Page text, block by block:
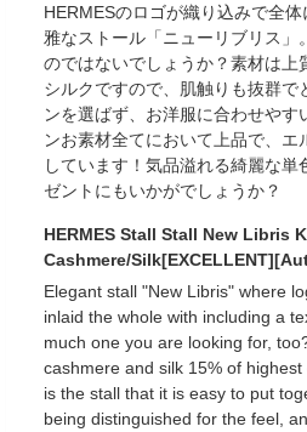
HERMESのロゴが織り込みで全
雅なストール「ニューリブリス」
のではないでしょうか？素材は上
シルクですので、肌触りも抜群で
ンを選ばず、お洋服に合わせやす
ンお素材全てにおいて上品で、エ
しています！気品溢れる綺麗な単
ゼントにもいかがでしょうか？
HERMES Stall Stall New Libris
Cashmere/
Elegant stall "New Libris" where
inlaid the whole with including a
much one you are looking for,
cashmere and silk 15% of
is the stall that it is easy to put
being distinguished for the feel,